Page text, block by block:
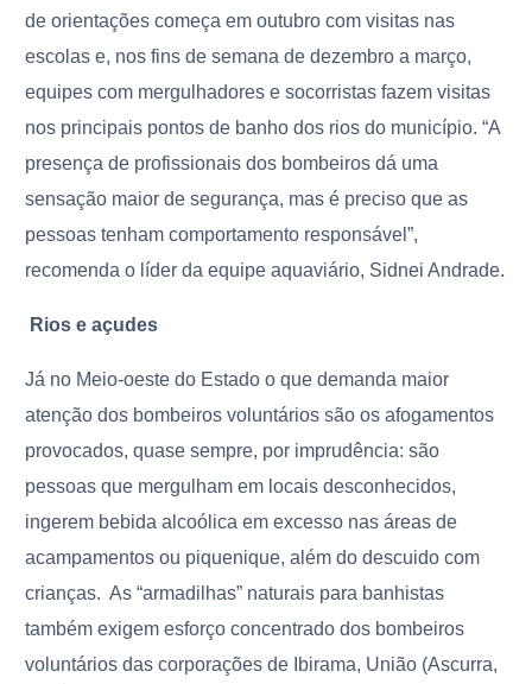
de orientações começa em outubro com visitas nas
escolas e, nos fins de semana de dezembro a março,
equipes com mergulhadores e socorristas fazem visitas
nos principais pontos de banho dos rios do município. “A
presença de profissionais dos bombeiros dá uma
sensação maior de segurança, mas é preciso que as
pessoas tenham comportamento responsável”,
recomenda o líder da equipe aquaviário, Sidnei Andrade.
Rios e açudes
Já no Meio-oeste do Estado o que demanda maior
atenção dos bombeiros voluntários são os afogamentos
provocados, quase sempre, por imprudência: são
pessoas que mergulham em locais desconhecidos,
ingerem bebida alcoólica em excesso nas áreas de
acampamentos ou piquenique, além do descuido com
crianças.As “armadilhas” naturais para banhistas
também exigem esforço concentrado dos bombeiros
voluntários das corporações de Ibirama, União (Ascurra,